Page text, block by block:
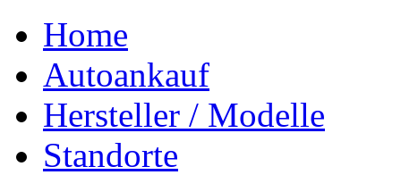
Home
Autoankauf
Hersteller / Modelle
Standorte